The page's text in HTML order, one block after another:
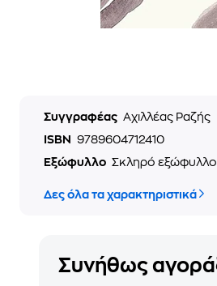
Συγγραφέας Αχιλλέας Ραζής
ISBN
9789604712410
Εξώφυλλο Σκληρό εξώφυλλο
Δες όλα τα χαρακτηριστικά
Συνήθως